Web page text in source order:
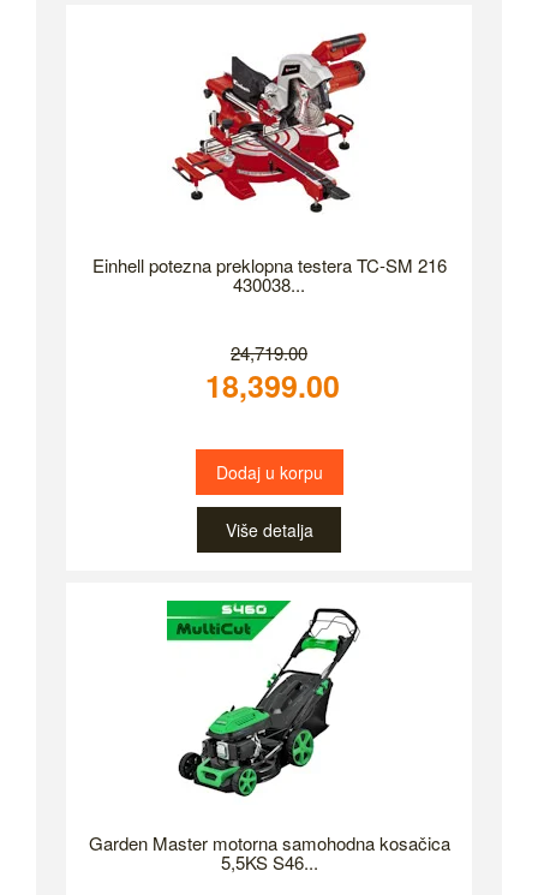
Einhell potezna preklopna testera TC-SM 216
430038...
24,719.00
18,399.00
Dodaj u korpu
Više detalja
Garden Master motorna samohodna kosačica
5,5KS S46...